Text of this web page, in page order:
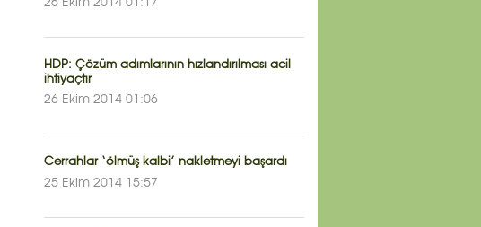
26 Ekim 2014 01:17
HDP: Çözüm adımlarının hızlandırılması acil
ihtiyaçtır
26 Ekim 2014 01:06
Cerrahlar ‘ölmüş kalbi’ nakletmeyi başardı
25 Ekim 2014 15:57